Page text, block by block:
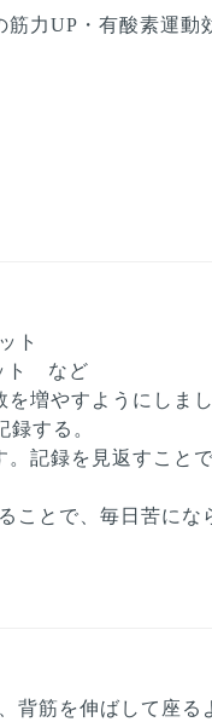
力UP・有酸素運動
ト
ト など
増やすようにしまし
する。
記録を見返すこと
とで、毎日苦にな
背筋を伸ばして座る